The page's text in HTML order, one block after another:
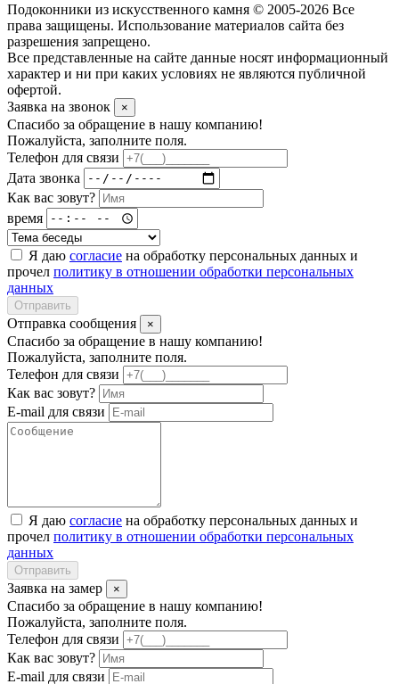
Подоконники из искусственного камня © 2005-2026 Все
права защищены. Использование материалов сайта без
разрешения запрещено.
Все представленные на сайте данные носят информационный
характер и ни при каких условиях не являются публичной
офертой.
Заявка на звонок
×
Спасибо за обращение в нашу компанию!
Пожалуйста, заполните поля.
Телефон для связи
Дата звонка
Как вас зовут?
время
Я даю согласие на обработку персональных данных и
прочел политику в отношении обработки персональных
данных
Отправить
Отправка сообщения ×
Спасибо за обращение в нашу компанию!
Пожалуйста, заполните поля.
Телефон для связи
Как вас зовут?
E-mail для связи
Я даю согласие на обработку персональных данных и
прочел политику в отношении обработки персональных
данных
Отправить
Заявка на замер ×
Спасибо за обращение в нашу компанию!
Пожалуйста, заполните поля.
Телефон для связи
Как вас зовут?
E-mail для связи